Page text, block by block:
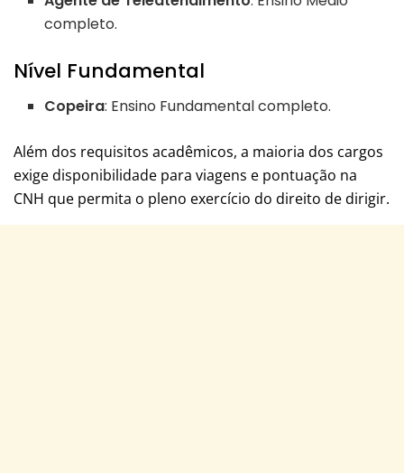
completo.
Nível Fundamental
Copeira: Ensino Fundamental completo.
Além dos requisitos acadêmicos, a maioria dos cargos
exige disponibilidade para viagens e pontuação na
CNH que permita o pleno exercício do direito de dirigir.